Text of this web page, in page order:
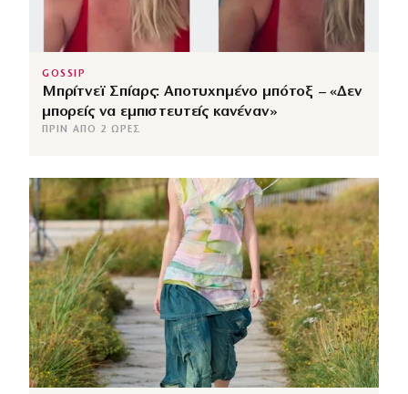
GOSSIP
Μπρίτνεϊ Σπίαρς: Αποτυχημένο μπότοξ – «Δεν
μπορείς να εμπιστευτείς κανέναν»
ΠΡΙΝ ΑΠΌ 2 ΏΡΕΣ